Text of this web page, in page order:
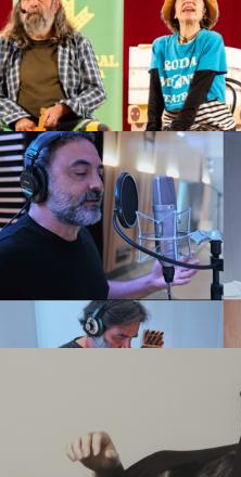
Etnomusic 2026
Rodamons | Bestioles i